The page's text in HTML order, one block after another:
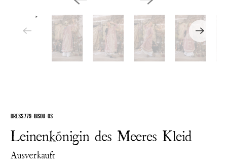
DRESS 779-BISOU-OS
Leinenkönigin des Meeres Kleid
Ausverkauft